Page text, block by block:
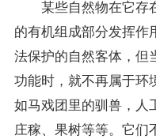
某些自然物在它存
的有机组成部分发挥作
法保护的自然客体，但
功能时，就不再属于环
如马戏团里的驯兽，人
庄稼、果树等等。它们